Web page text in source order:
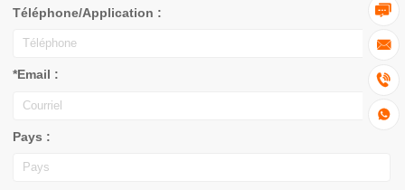




Téléphone/Application :
*Email :
Pays :